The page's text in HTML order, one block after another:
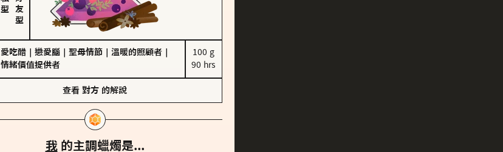
好友型
愛吃醋 戀愛腦 聖母情節 溫暖的照顧者
情緒價值提供者
100 g
90 hrs
查看 對方 的解說
我 的主調蠟燭是...